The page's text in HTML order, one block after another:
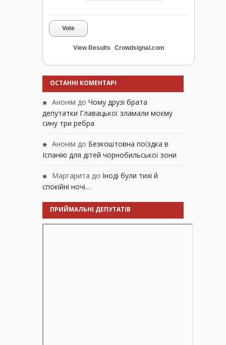
Vote
View Results Crowdsignal.com
ОСТАННІ КОМЕНТАРІ
Анонім до Чому друзі брата
депутатки Главацької зламали моєму
сину три ребра
Анонім до Безкоштовна поїздка в
Іспанію для дітей чорнобильської зони
Маргарита до Іноді були тихі й
спокійні ночі…
ПРИЙМАЛЬНІ ДЕПУТАТІВ